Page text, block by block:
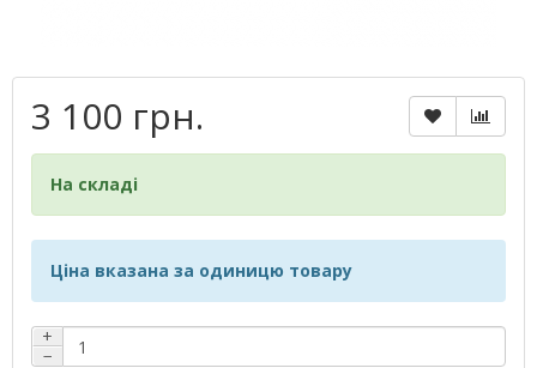
3 100 грн.
На складі
Ціна вказана за одиницю товару
+
−